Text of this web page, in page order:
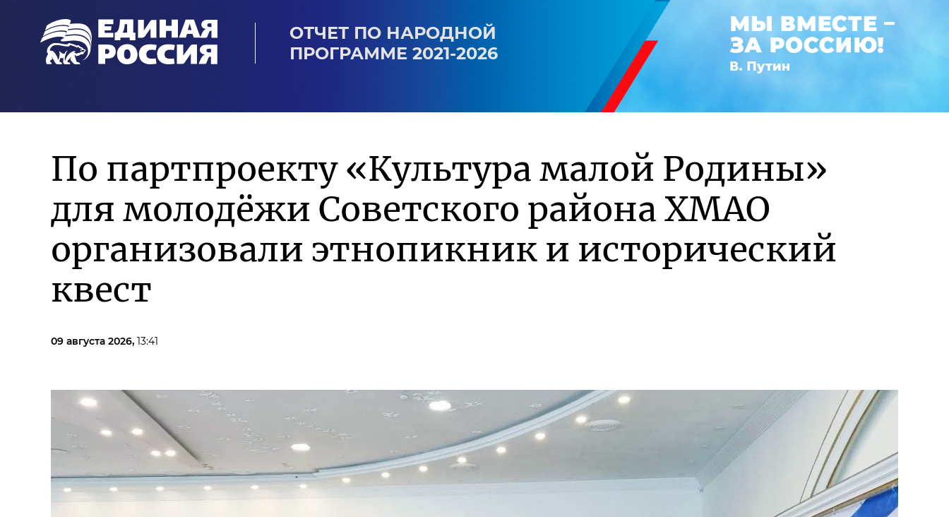
ОТЧЕТ ПО НАРОДНОЙ
ПРОГРАММЕ 2021-2026
По партпроекту «Культура малой Родины»
для молодёжи Советского района ХМАО
организовали этнопикник и исторический
квест
09 августа 2026, 13:41